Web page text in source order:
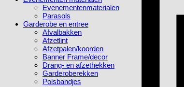
Evenementenmaterialen
Parasols
Garderobe en entree
Afvalbakken
Afzetlint
Afzetpalen/koorden
Banner Frame/decor
Drang- en afzethekken
Garderoberekken
Polsbandjes